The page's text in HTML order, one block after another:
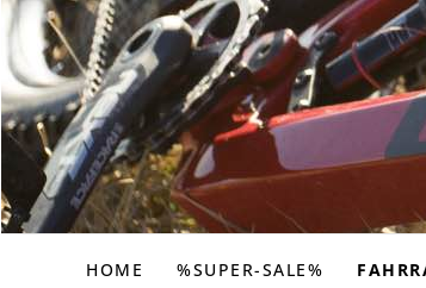
HOME %SUPER-SALE%